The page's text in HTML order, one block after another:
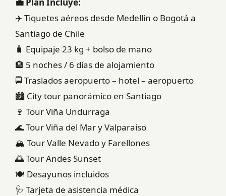
✈️ Tiquetes aéreos desde Medellín o Bogotá a
Santiago de Chile
🧳 Equipaje 23 kg + bolso de mano
🏨 5 noches / 6 días de alojamiento
🚍 Traslados aeropuerto – hotel – aeropuerto
🏙️ City tour panorámico en Santiago
🍷 Tour Viña Undurraga
🌊 Tour Viña del Mar y Valparaíso
🏔️ Tour Valle Nevado y Farellones
🌅 Tour Andes Sunset
🍽️ Desayunos incluidos
🩺 Tarjeta de asistencia médica